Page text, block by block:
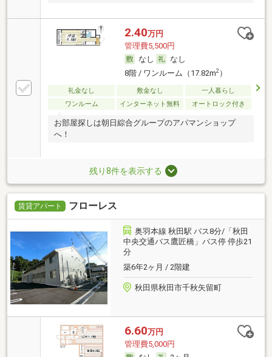
2.40万円
管理費5,500円
なし
なし
8階 / ワンルーム（17.82m2）
礼金なし 敷金なし
一人暮らし
ワンルーム
インターネット無料 オートロック付き
お部屋探しは朝日綜合グループのアパマンショップ
へ！
残り8件を表示する
賃貸アパート フローレス
奥羽本線 秋田駅 バス8分/「秋田
中央交通バス鷹匠橋」バス停 停歩21
分
築6年2ヶ月 / 2階建
秋田県秋田市千秋矢留町
6.60万円
管理費5,000円